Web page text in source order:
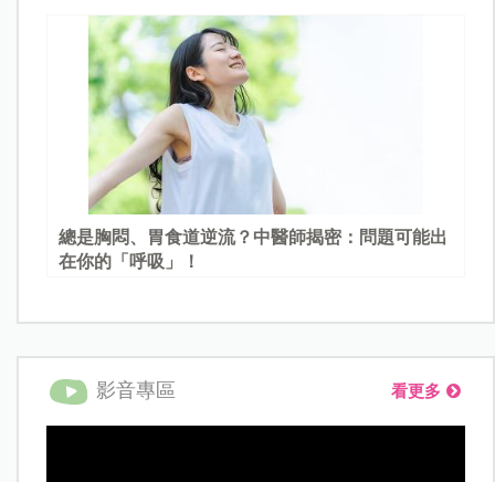
總是胸悶、胃食道逆流？中醫師揭密：問題可能出
在你的「呼吸」！
影音專區 看更多